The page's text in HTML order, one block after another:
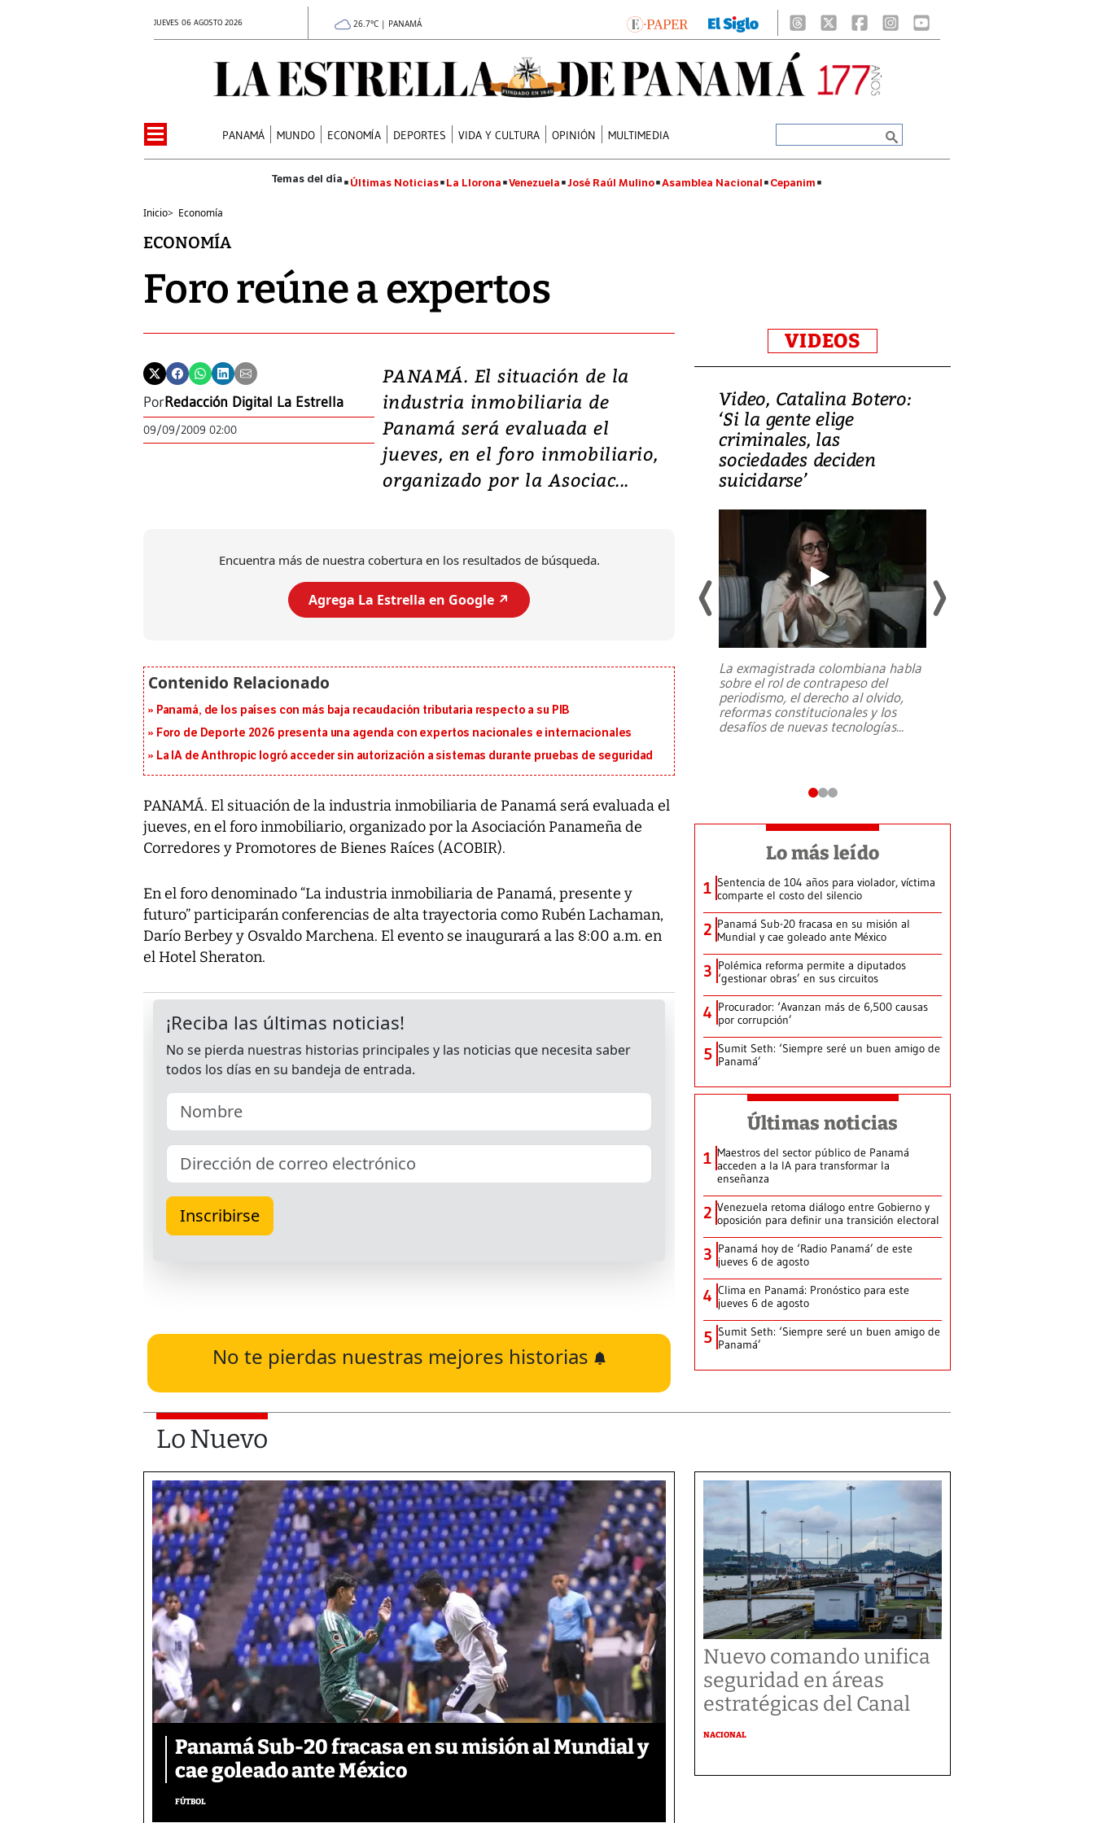
JUEVES 06 AGOSTO 2026 26.7°C | PANAMÁ
PANAMÁ MUNDO ECONOMÍA DEPORTES VIDA Y CULTURA OPINIÓN MULTIMEDIA
Últimas Noticias La Llorona Venezuela José Raúl Mulino Asamblea Nacional Cepanim
Inicio> Economía
ECONOMÍA
Foro reúne a expertos
PorRedacción Digital La Estrella
09/09/2009 02:00
PANAMÁ. El situación de la
industria inmobiliaria de
Panamá será evaluada el
jueves, en el foro inmobiliario,
organizado por la Asociac...
Encuentra más de nuestra cobertura en los resultados de búsqueda.
Agrega La Estrella en Google ↗️
Panamá, de los países con más baja recaudación tributaria respecto a su PIB
Foro de Deporte 2026 presenta una agenda con expertos nacionales e internacionales
La IA de Anthropic logró acceder sin autorización a sistemas durante pruebas de seguridad
PANAMÁ. El situación de la industria inmobiliaria de Panamá será evaluada el
jueves, en el foro inmobiliario, organizado por la Asociación Panameña de
Corredores y Promotores de Bienes Raíces (ACOBIR).
En el foro denominado “La industria inmobiliaria de Panamá, presente y
futuro” participarán conferencias de alta trayectoria como Rubén Lachaman,
Darío Berbey y Osvaldo Marchena. El evento se inaugurará a las 8:00 a.m. en
el Hotel Sheraton.
No te pierdas nuestras mejores historias
VIDEOS
Video, Japón: Terremoto
deja heridos y graves
daños en Kumamoto
al sur de Japón, provocando una
Video, Catalina Botero:
‘Si la gente elige
criminales, las
sociedades deciden
suicidarse’
La exmagistrada colombiana habla
sobre el rol de contrapeso del
periodismo, el derecho al olvido,
reformas constitucionales y los
desafíos de nuevas tecnologías...
Lo más leído
1 Sentencia de 104 años para violador, víctima
comparte el costo del silencio
2 Panamá Sub-20 fracasa en su misión al
Mundial y cae goleado ante México
3 Polémica reforma permite a diputados
‘gestionar obras’ en sus circuitos
4 Procurador: ‘Avanzan más de 6,500 causas
por corrupción’
5 Sumit Seth: ‘Siempre seré un buen amigo de
Panamá’
Últimas noticias
1 Maestros del sector público de Panamá
acceden a la IA para transformar la
enseñanza
2 Venezuela retoma diálogo entre Gobierno y
oposición para definir una transición electoral
3 Panamá hoy de ‘Radio Panamá’ de este
jueves 6 de agosto
4 Clima en Panamá: Pronóstico para este
jueves 6 de agosto
5 Sumit Seth: ‘Siempre seré un buen amigo de
Panamá’
Lo Nuevo
Panamá Sub-20 fracasa en su misión al Mundial y
cae goleado ante México
FÚTBOL
Nuevo comando unifica
seguridad en áreas
estratégicas del Canal
NACIONAL